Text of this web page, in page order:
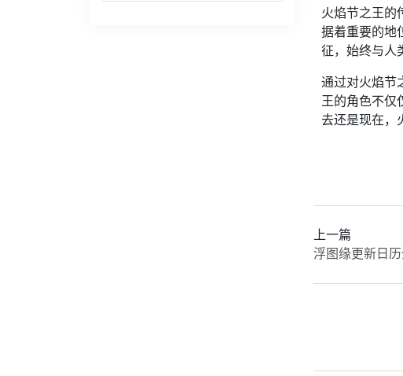
火焰节之王的
据着重要的地
征，始终与人
通过对火焰节
王的角色不仅
去还是现在，
上一篇
浮图缘更新日